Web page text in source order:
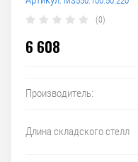
(0)
6 608
Производитель:
Длина складского стелл